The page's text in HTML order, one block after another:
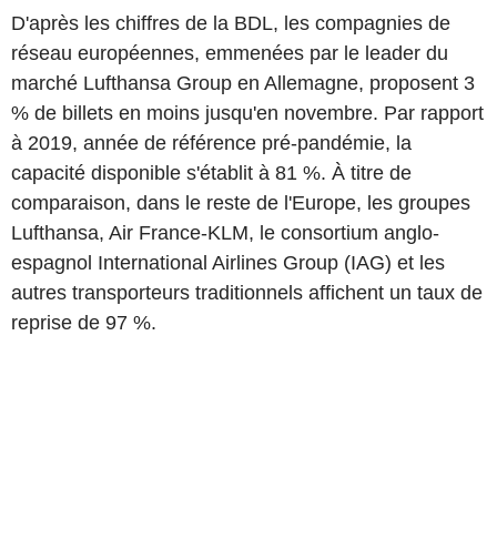
D'après les chiffres de la BDL, les compagnies de
réseau européennes, emmenées par le leader du
marché Lufthansa Group en Allemagne, proposent 3
% de billets en moins jusqu'en novembre. Par rapport
à 2019, année de référence pré-pandémie, la
capacité disponible s'établit à 81 %. À titre de
comparaison, dans le reste de l'Europe, les groupes
Lufthansa, Air France-KLM, le consortium anglo-
espagnol International Airlines Group (IAG) et les
autres transporteurs traditionnels affichent un taux de
reprise de 97 %.